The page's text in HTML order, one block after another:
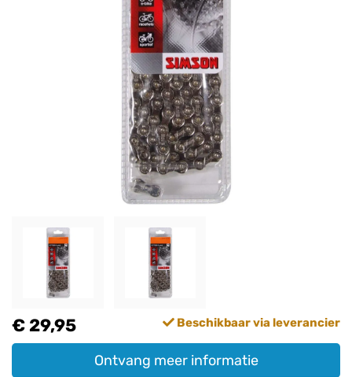
€ 29,95 Beschikbaar via leverancier
Ontvang meer informatie